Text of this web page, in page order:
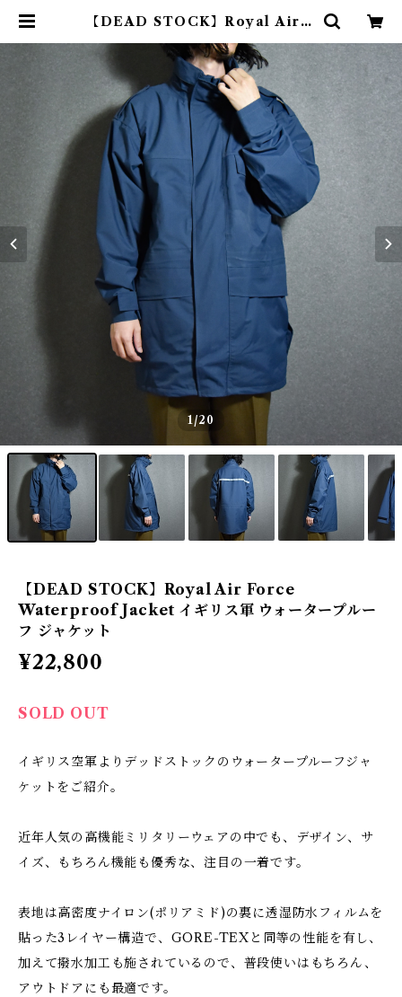
【DEAD STOCK】Royal Air F
リス軍 ウォータープルーフ ジャケ
ット | mark & collars (マークア
ンドカラーズ)
1/20
【DEAD STOCK】Royal Air Force
Waterproof Jacket イギリス軍 ウォータープルー
フ ジャケット
¥22,800
SOLD OUT
イギリス空軍よりデッドストックのウォータープルーフジャ
ケットをご紹介。
近年人気の高機能ミリタリーウェアの中でも、デザイン、サ
イズ、もちろん機能も優秀な、注目の一着です。
表地は高密度ナイロン(ポリアミド)の裏に透湿防水フィルムを
貼った3レイヤー構造で、GORE-TEXと同等の性能を有し、
加えて撥水加工も施されているので、普段使いはもちろん、
アウトドアにも最適です。